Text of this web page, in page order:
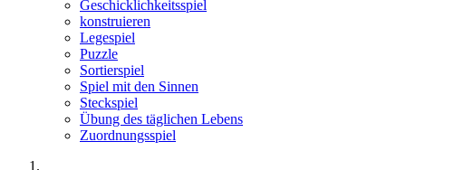
Geschicklichkeitsspiel
konstruieren
Legespiel
Puzzle
Sortierspiel
Spiel mit den Sinnen
Steckspiel
Übung des täglichen Lebens
Zuordnungsspiel